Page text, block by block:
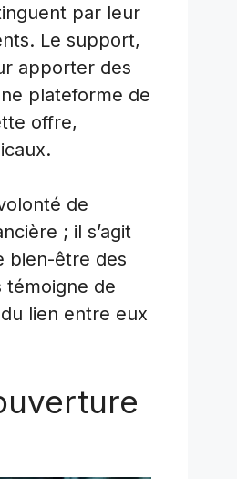
par leur
Le support,
apporter des
plateforme de
offre,
de
; il s’agit
bien-être des
témoigne de
lien entre eux